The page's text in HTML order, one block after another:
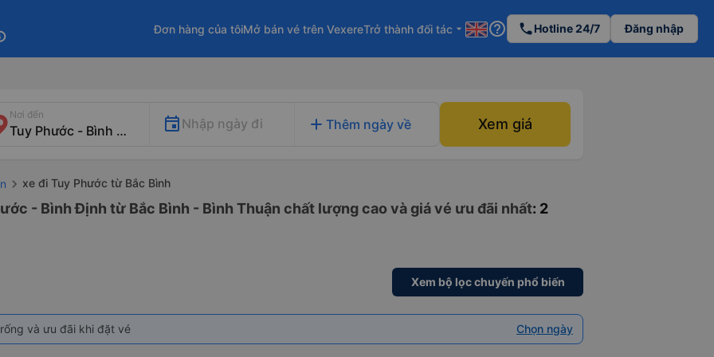
Đơn hàng của tôiMở bán vé trên VexereTrở thành đối tác arrow_drop_down help_outline phoneHotline 24/7 Đăng nhập
Nơi đến
Nhập ngày đi add Thêm ngày về Xem giá
xe đi Tuy Phước từ Bắc Bình
- Bình Định từ Bắc Bình - Bình Thuận chất lượng cao và giá vé ưu đãi nhất: 2
Xem bộ lọc chuyến phổ biến
và ưu đãi khi đặt vé Chọn ngày